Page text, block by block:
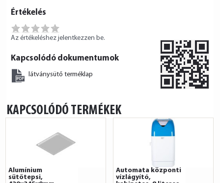
Értékelés
Az értékeléshez jelentkezzen be.
Kapcsolódó dokumentumok
látványsütő terméklap
KAPCSOLÓDÓ TERMÉKEK
Alumínium
sütőtepsi,
Automata központi
vízlágyító,